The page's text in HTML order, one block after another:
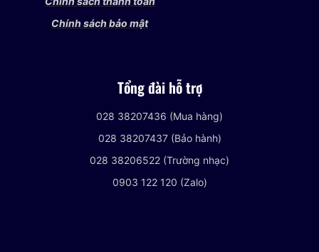
Chính sách bảo mật
Tổng đài hỗ trợ
028 38207436 (Mua hàng)
028 38207437 (Bảo hành)
028 38206522 (Trường nhạc)
0903 122 120 (Zalo)